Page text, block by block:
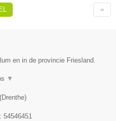
en in de provincie Friesland.
▼
(Drenthe)
54546451